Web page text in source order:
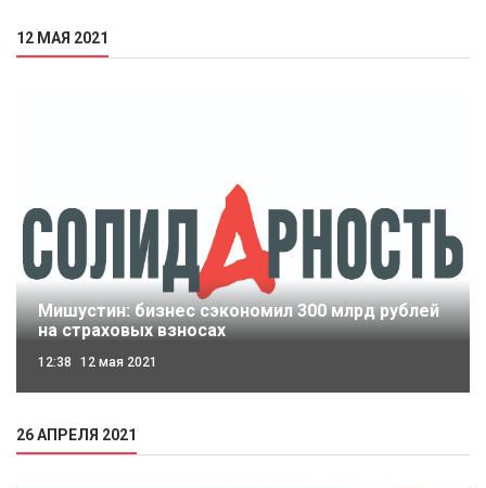
12 МАЯ 2021
Мишустин: бизнес сэкономил 300 млрд рублей
на страховых взносах
12:38 12 мая 2021
26 АПРЕЛЯ 2021